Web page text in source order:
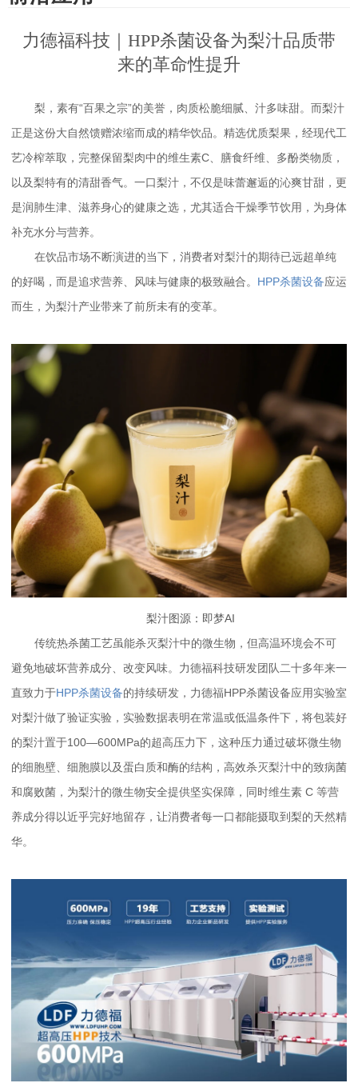
力德福科技｜HPP杀菌设备为梨汁品质带
来的革命性提升
梨，素有“百果之宗”的美誉，肉质松脆细腻、汁多味甜。而梨汁
正是这份大自然馈赠浓缩而成的精华饮品。精选优质梨果，经现代工
艺冷榨萃取，完整保留梨肉中的维生素C、膳食纤维、多酚类物质，
以及梨特有的清甜香气。一口梨汁，不仅是味蕾邂逅的沁爽甘甜，更
是润肺生津、滋养身心的健康之选，尤其适合干燥季节饮用，为身体
补充水分与营养。
在饮品市场不断演进的当下，消费者对梨汁的期待已远超单纯
的好喝，而是追求营养、风味与健康的极致融合。 HPP杀菌设备应运
而生，为梨汁产业带来了前所未有的变革。
梨汁图源：即梦AI
传统热杀菌工艺虽能杀灭梨汁中的微生物，但高温环境会不可
避免地破坏营养成分、改变风味。力德福科技研发团队二十多年来一
直致力于HPP杀菌设备的持续研发，力德福HPP杀菌设备应用实验室
对梨汁做了验证实验，实验数据表明在常温或低温条件下，将包装好
的梨汁置于100—600MPa的超高压力下，这种压力通过破坏微生物
的细胞壁、细胞膜以及蛋白质和酶的结构，高效杀灭梨汁中的致病菌
和腐败菌，为梨汁的微生物安全提供坚实保障，同时维生素 C 等营
养成分得以近乎完好地留存，让消费者每一口都能摄取到梨的天然精
华。